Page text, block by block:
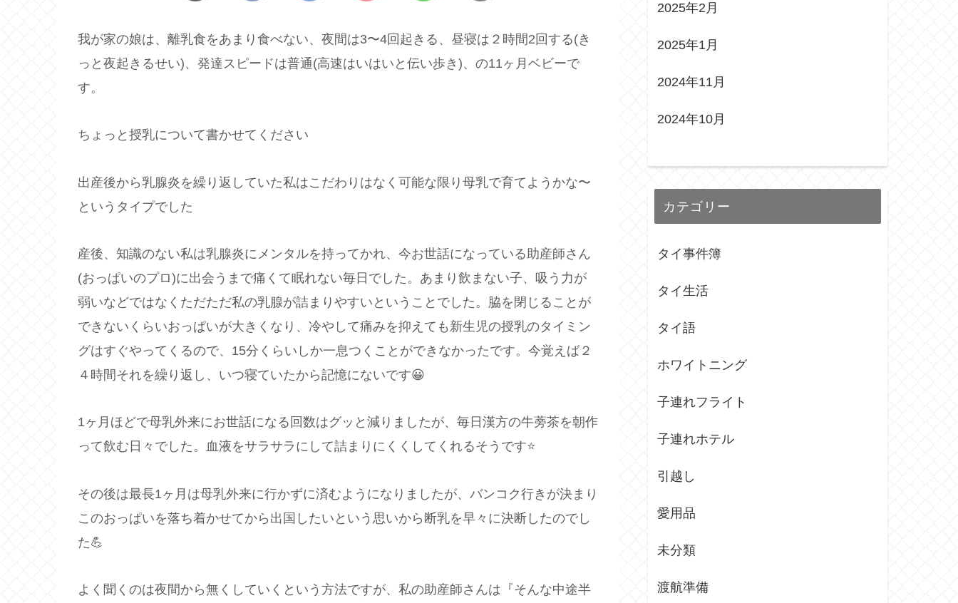
我が家の娘は、離乳食をあまり食べない、夜間は3〜4回起きる、昼寝は２時間2回する(き
っと夜起きるせい)、発達スピードは普通(高速はいはいと伝い歩き)、の11ヶ月ベビーで
す。
ちょっと授乳について書かせてください
出産後から乳腺炎を繰り返していた私はこだわりはなく可能な限り母乳で育てようかな〜
というタイプでした
産後、知識のない私は乳腺炎にメンタルを持ってかれ、今お世話になっている助産師さん
(おっぱいのプロ)に出会うまで痛くて眠れない毎日でした。あまり飲まない子、吸う力が
弱いなどではなくただただ私の乳腺が詰まりやすいということでした。脇を閉じることが
できないくらいおっぱいが大きくなり、冷やして痛みを抑えても新生児の授乳のタイミン
グはすぐやってくるので、15分くらいしか一息つくことができなかったです。今覚えば２
４時間それを繰り返し、いつ寝ていたから記憶にないです😀
1ヶ月ほどで母乳外来にお世話になる回数はグッと減りましたが、毎日漢方の牛蒡茶を朝作
って飲む日々でした。血液をサラサラにして詰まりにくくしてくれるそうです⭐️
その後は最長1ヶ月は母乳外来に行かずに済むようになりましたが、バンコク行きが決まり
このおっぱいを落ち着かせてから出国したいという思いから断乳を早々に決断したのでし
た💪
よく聞くのは夜間から無くしていくという方法ですが、私の助産師さんは『そんな中途半
2025年2月
2025年1月
2024年11月
2024年10月
カテゴリー
タイ事件簿
タイ生活
タイ語
ホワイトニング
子連れフライト
子連れホテル
引越し
愛用品
未分類
渡航準備